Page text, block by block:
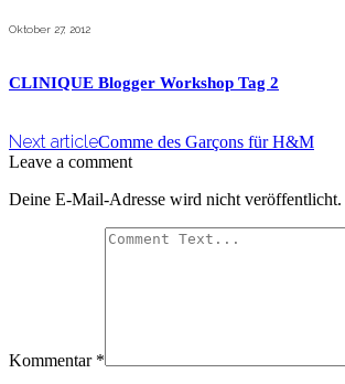
Oktober 27, 2012
CLINIQUE Blogger Workshop Tag 2
Next articleComme des Garçons für H&M
Leave a comment
Deine E-Mail-Adresse wird nicht veröffentlicht.
Kommentar *